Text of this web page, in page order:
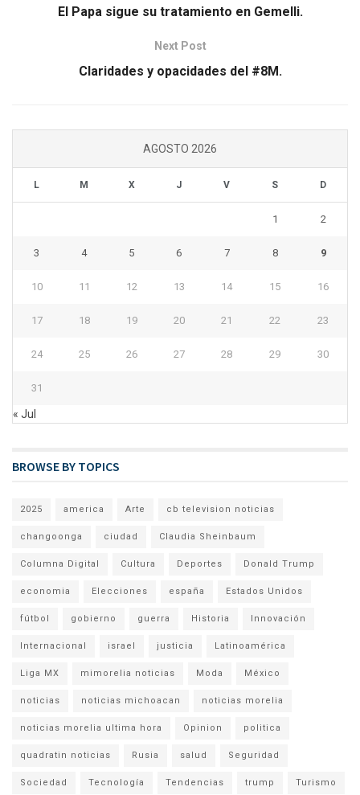
El Papa sigue su tratamiento en Gemelli.
Next Post
Claridades y opacidades del #8M.
AGOSTO 2026
L M X J V S D
1 2
3 4 5 6 7 8 9
10 11 12 13 14 15 16
17 18 19 20 21 22 23
24 25 26 27 28 29 30
31
« Jul
BROWSE BY TOPICS
2025 america Arte cb television noticias
changoonga ciudad Claudia Sheinbaum
Columna Digital Cultura Deportes Donald Trump
economia Elecciones españa Estados Unidos
fútbol gobierno guerra Historia Innovación
Internacional israel justicia Latinoamérica
Liga MX mimorelia noticias Moda México
noticias noticias michoacan noticias morelia
noticias morelia ultima hora Opinion politica
quadratin noticias Rusia salud Seguridad
Sociedad Tecnología Tendencias trump Turismo